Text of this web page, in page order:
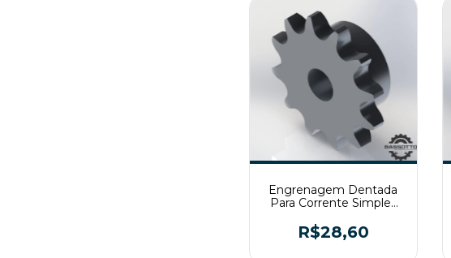
Engrenagem Dentada
Para Corrente Simples
R$28,60